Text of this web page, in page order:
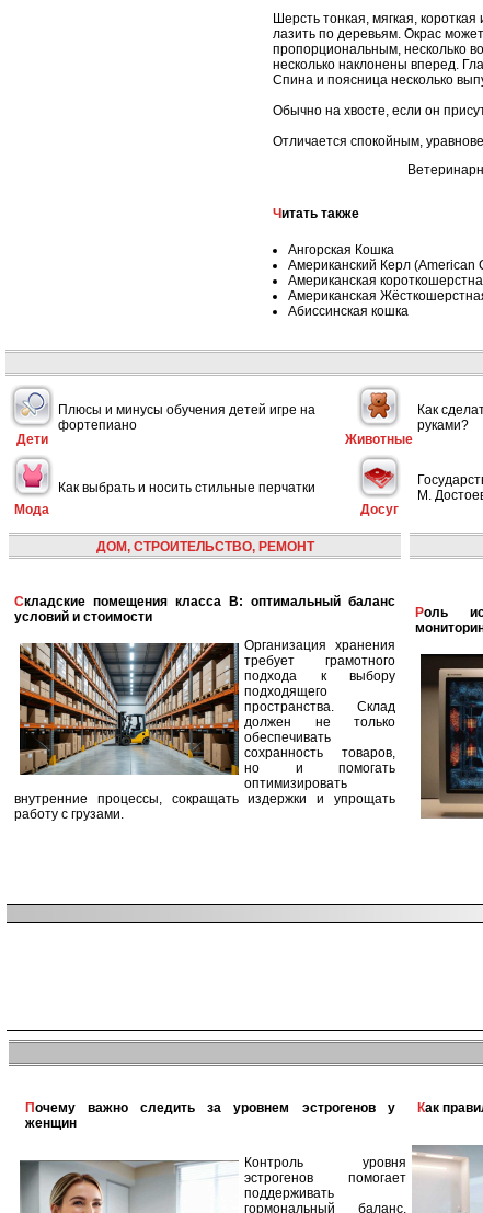
Шерсть тонкая, мягкая,
лазить по деревьям. Окрас
пропорциональным, несколько
несколько наклонены вперед.
Спина и поясница несколько
Обычно на хвосте, если он
Отличается спокойным,
Читать также
Ангорская Кошка
Американский Керл (American
Американская
Американская
Абиссинская кошка
Дети
Плюсы и минусы обучения детей игре на
фортепиано
Животные
Как
руками?
Мода
Как выбрать и носить стильные перчатки
Досуг
М.
ДОМ, СТРОИТЕЛЬСТВО, РЕМОНТ
Складские помещения класса B: оптимальный баланс
условий и стоимости
Организация хранения
требует грамотного
подхода к выбору
подходящего
пространства. Склад
должен не только
обеспечивать
сохранность товаров,
но и помогать
оптимизировать
внутренние процессы, сокращать издержки и упрощать
работу с грузами.
Роль искусственного интеллекта в улучшении
Почему важно следить за уровнем эстрогенов у
женщин
Контроль уровня
эстрогенов помогает
поддерживать
гормональный баланс,
Как